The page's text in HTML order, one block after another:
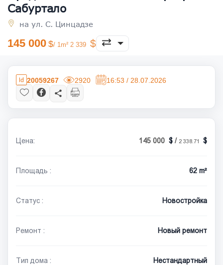
Сабуртало
на ул. С. Цинцадзе
145 000 / 1m² 2 339
20059267 2920 16:53 / 28.07.2026
Цена: 145 000 / 2 338.71
Площадь : 62 m²
Статус : Новостройка
Ремонт : Новый ремонт
Тип дома : Нестандартный